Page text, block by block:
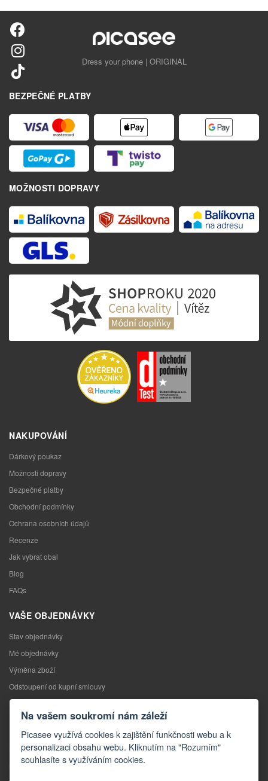
Dress your phone | ORIGINAL
BEZPEČNÉ PLATBY
MOŽNOSTI DOPRAVY
NAKUPOVÁNÍ
Dárkový poukaz
Možnosti dopravy
Bezpečné platby
Obchodní podmínky
Ochrana osobních údajů
Recenze
Jak vybrat obal
Blog
FAQs
VAŠE OBJEDNÁVKY
Stav objednávky
Mé objednávky
Výměna zboží
Odstoupení od kupní smlouvy
Reklamace
KONTAKTY
Kontakty
Kontaktní formulář
Na vašem soukromí nám záleží
Picasee využívá cookies k zajištění funkčnosti webu a k
personalizaci obsahu webu. Kliknutím na "Rozumím"
souhlasíte s využíváním cookies.